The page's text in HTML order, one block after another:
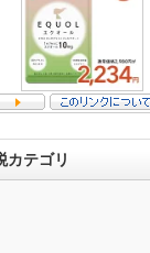
カテゴリ